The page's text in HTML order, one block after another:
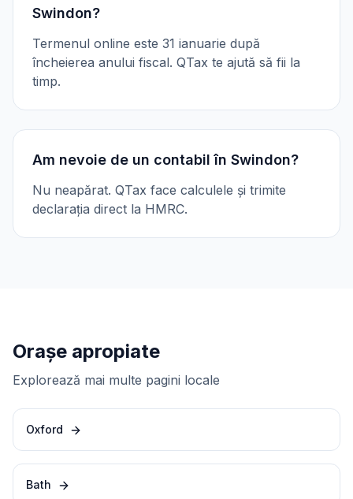
Swindon?
Termenul online este 31 ianuarie după
încheierea anului fiscal. QTax te ajută să fii la
timp.
Am nevoie de un contabil în Swindon?
Nu neapărat. QTax face calculele și trimite
declarația direct la HMRC.
Orașe apropiate
Explorează mai multe pagini locale
Oxford
Bath